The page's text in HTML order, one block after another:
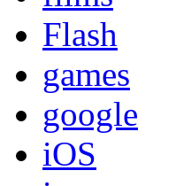
Flash
games
google
iOS